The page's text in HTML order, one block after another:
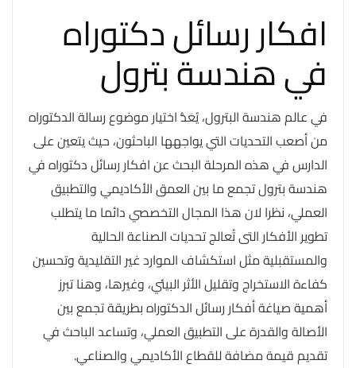
افكار رسائل دكتوراه
في هندسة بترول
في عالم هندسة البترول، يُعَدُّ اختيار موضوع رسالة الدكتوراه
من أصعب التحديات التي يواجهها الباحثون، حيث يتعين على
الدارس في هذه المرحلة البحث عن افكار رسائل دكتوراه في
هندسة بترول تجمع ما بين العمق الأكاديمي والتطبيق
العملي، نظرا لان هذا المجال التخصصي دائما ما يتطلب
تطوير الأفكار التى تُعالج تحديات الصناعة الحالية
والمستقبلية مثل استكشاف الموارد غير التقليدية وتحسين
كفاءة الاستخراج وتقليل الأثر البيئي، وغيرها، وهنا تبرز
أهمية صياغة أفكار رسائل الدكتوراه بطريقة تجمع بين
الأصالة والقدرة على التطبيق العملي، وتساعد الباحث في
تقديم قيمة مضافة للقطاع الأكاديمي والصناعي.